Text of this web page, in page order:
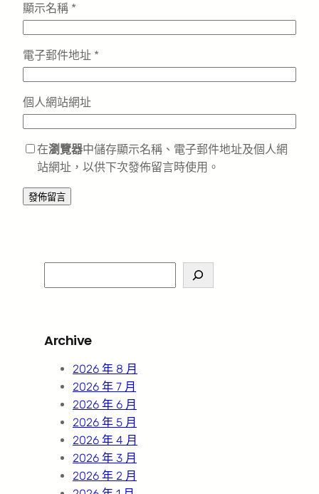
顯示名稱 *
電子郵件地址 *
個人網站網址
在瀏覽器中儲存顯示名稱、電子郵件地址及個人網
站網址，以供下次發佈留言時使用。
e
c
Archive
2026 年 8 月
2026 年 7 月
2026 年 6 月
2026 年 5 月
2026 年 4 月
2026 年 3 月
2026 年 2 月